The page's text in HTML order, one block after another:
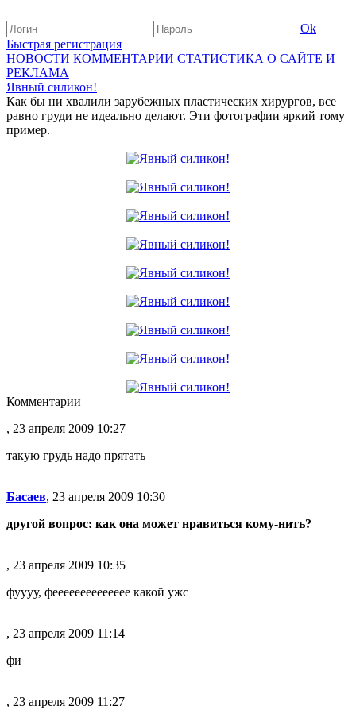
Ok
Быстрая регистрация
НОВОСТИ КОММЕНТАРИИ СТАТИСТИКА О САЙТЕ И
РЕКЛАМА
Явный силикон!
Как бы ни хвалили зарубежных пластических хирургов, все
равно груди не идеально делают. Эти фотографии яркий тому
пример.
Комментарии
, 23 апреля 2009 10:27
такую грудь надо прятать
Басаев, 23 апреля 2009 10:30
другой вопрос: как она может нравиться кому-нить?
, 23 апреля 2009 10:35
фуууу, фееееееееееееее какой ужс
, 23 апреля 2009 11:14
фи
, 23 апреля 2009 11:27